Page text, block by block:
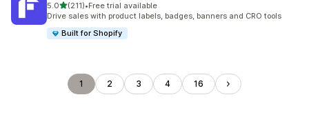
5.05つ星中
(211)
合計レビュー数：211件
•Free trial available
Drive sales with product labels, badges, banners and CRO tools
Built for Shopify
1 2 3 4 16